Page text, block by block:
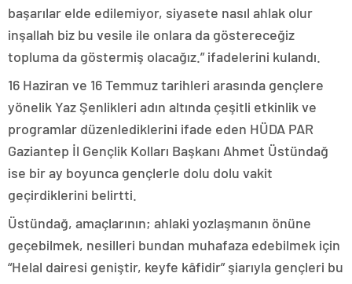
başarılar elde edilemiyor, siyasete nasıl ahlak olur
inşallah biz bu vesile ile onlara da göstereceğiz
topluma da göstermiş olacağız.” ifadelerini kulandı.
16 Haziran ve 16 Temmuz tarihleri arasında gençlere
yönelik Yaz Şenlikleri adın altında çeşitli etkinlik ve
programlar düzenlediklerini ifade eden HÜDA PAR
Gaziantep İl Gençlik Kolları Başkanı Ahmet Üstündağ
ise bir ay boyunca gençlerle dolu dolu vakit
geçirdiklerini belirtti.
Üstündağ, amaçlarının; ahlaki yozlaşmanın önüne
geçebilmek, nesilleri bundan muhafaza edebilmek için
“Helal dairesi geniştir, keyfe kâfidir” şiarıyla gençleri bu